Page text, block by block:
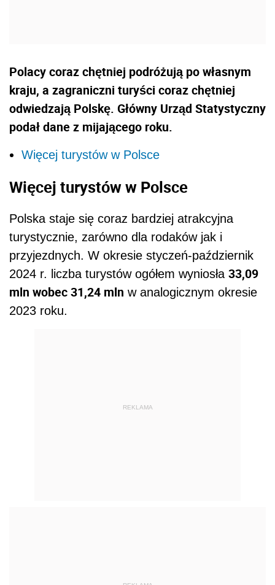
Polacy coraz chętniej podróżują po własnym
kraju, a zagraniczni turyści coraz chętniej
odwiedzają Polskę. Główny Urząd Statystyczny
podał dane z mijającego roku.
Więcej turystów w Polsce
Więcej turystów w Polsce
Polska staje się coraz bardziej atrakcyjna
turystycznie, zarówno dla rodaków jak i
przyjezdnych. W okresie styczeń-październik
2024 r. liczba turystów ogółem wyniosła 33,09
mln wobec 31,24 mln w analogicznym okresie
2023 roku.
REKLAMA